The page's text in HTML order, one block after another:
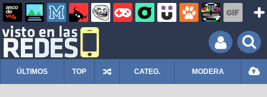
ÚLTIMOS TOP CATEG. MODERA